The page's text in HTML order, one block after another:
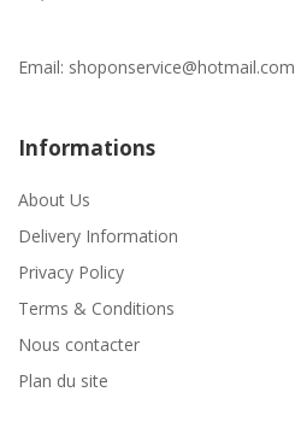
Email: shoponservice@hotmail.com
Informations
About Us
Delivery Information
Privacy Policy
Terms & Conditions
Nous contacter
Plan du site